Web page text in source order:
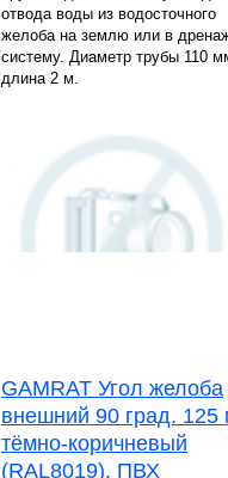
отвода воды из водосточного
желоба на землю или в
систему. Диаметр трубы 110
длина 2 м.
GAMRAT Угол желоба
внешний 90 град. 125
тёмно-коричневый
(RAL8019), ПВХ